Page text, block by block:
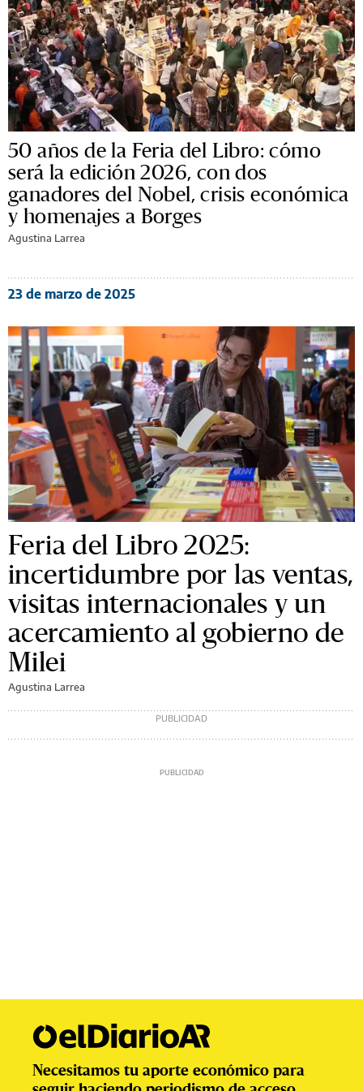
50 años de la Feria del Libro: cómo
será la edición 2026, con dos
ganadores del Nobel, crisis económica
y homenajes a Borges
Agustina Larrea
23 de marzo de 2025
Feria del Libro 2025:
incertidumbre por las ventas,
visitas internacionales y un
acercamiento al gobierno de
Milei
Agustina Larrea
Necesitamos tu aporte económico para